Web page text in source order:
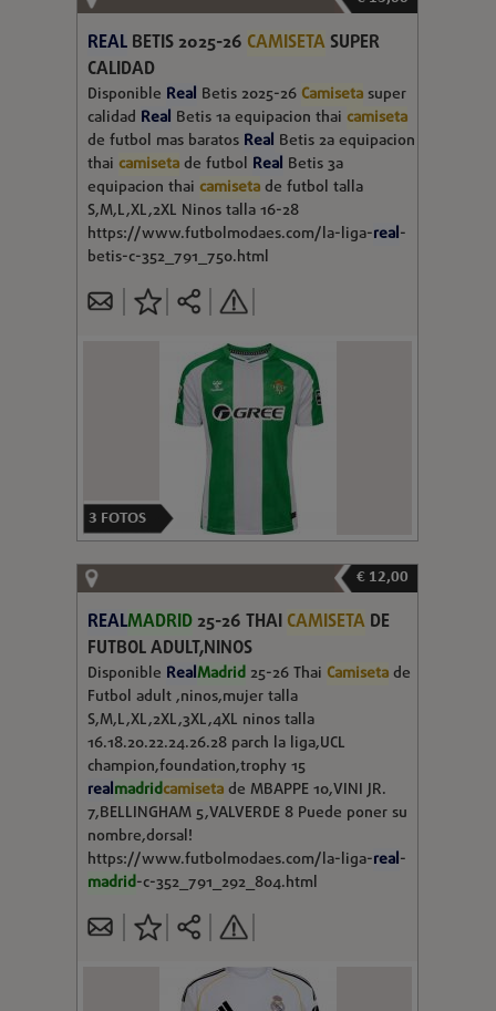
REALBETIS 2025-26 CAMISETASUPER
CALIDAD
Disponible Real Betis 2025-26Camisetasuper
calidad Real Betis 1a equipacion thai camiseta
de futbol mas baratos Real Betis 2a equipacion
thai camisetade futbol Real Betis 3a
equipacion thai camisetade futbol talla
S,M,L,XL,2XL Ninos talla 16-28
https://www.futbolmodaes.com/la-liga-real-
betis-c-352_791_750.html
3 FOTOS
€ 12,00
REALMADRID25-26 THAI CAMISETADE
FUTBOL ADULT,NINOS
Disponible RealMadrid25-26 Thai Camisetade
Futbol adult ,ninos,mujer talla
S,M,L,XL,2XL,3XL,4XL ninos talla
16.18.20.22.24.26.28 parch la liga,UCL
champion,foundation,trophy 15
realmadridcamisetade MBAPPE 10,VINI JR.
7,BELLINGHAM 5,VALVERDE 8 Puede poner su
nombre,dorsal!
https://www.futbolmodaes.com/la-liga-real-
madrid-c-352_791_292_804.html